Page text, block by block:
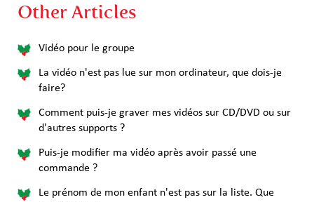
Other Articles
Vidéo pour le groupe
La vidéo n'est pas lue sur mon ordinateur, que dois-je
faire?
Comment puis-je graver mes vidéos sur CD/DVD ou sur
d'autres supports ?
Puis-je modifier ma vidéo après avoir passé une
commande ?
Le prénom de mon enfant n'est pas sur la liste. Que